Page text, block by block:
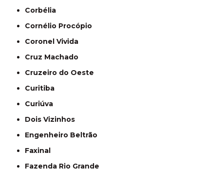
Corbélia
Cornélio Procópio
Coronel Vivida
Cruz Machado
Cruzeiro do Oeste
Curitiba
Curiúva
Dois Vizinhos
Engenheiro Beltrão
Faxinal
Fazenda Rio Grande